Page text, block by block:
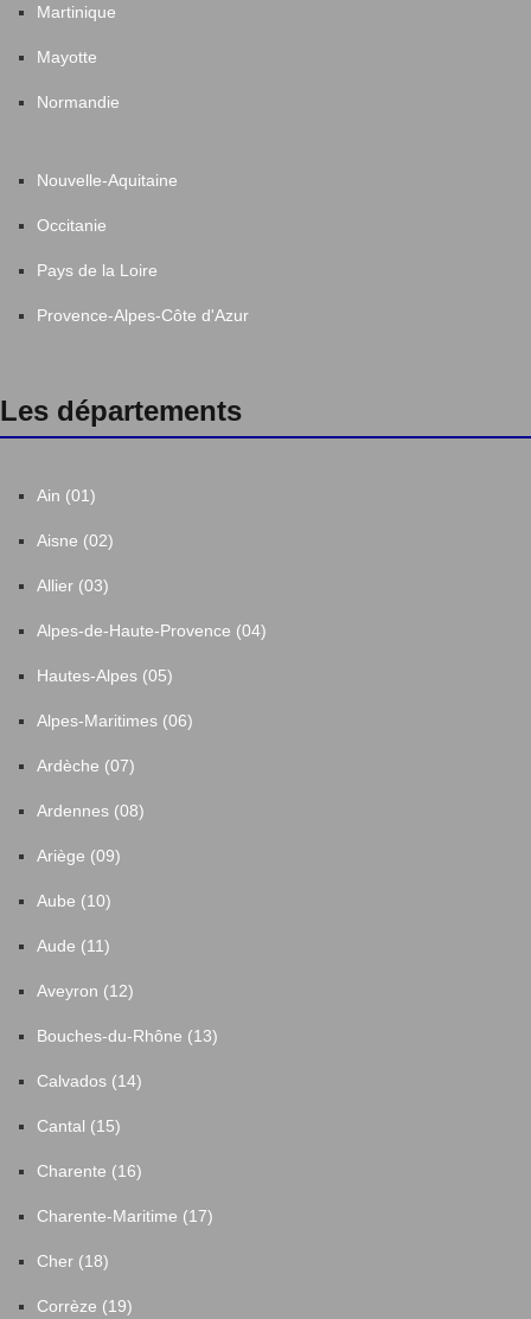
Martinique
Mayotte
Normandie
Nouvelle-Aquitaine
Occitanie
Pays de la Loire
Provence-Alpes-Côte d'Azur
Les départements
Ain (01)
Aisne (02)
Allier (03)
Alpes-de-Haute-Provence (04)
Hautes-Alpes (05)
Alpes-Maritimes (06)
Ardèche (07)
Ardennes (08)
Ariège (09)
Aube (10)
Aude (11)
Aveyron (12)
Bouches-du-Rhône (13)
Calvados (14)
Cantal (15)
Charente (16)
Charente-Maritime (17)
Cher (18)
Corrèze (19)